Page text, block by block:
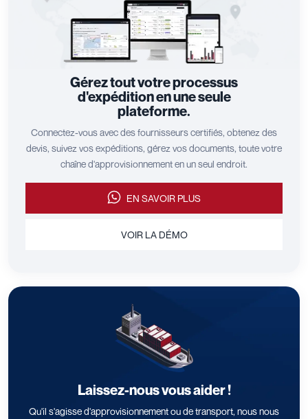
Gérez tout votre processus
d'expédition en une seule
plateforme.
Connectez-vous avec des fournisseurs certifiés, obtenez des
devis, suivez vos expéditions, gérez vos documents, toute votre
chaîne d'approvisionnement en un seul endroit.
EN SAVOIR PLUS
VOIR LA DÉMO
Laissez-nous vous aider !
Qu'il s'agisse d'approvisionnement ou de transport, nous nous